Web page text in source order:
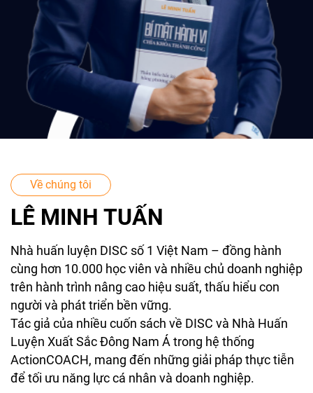
Về chúng tôi
LÊ MINH TUẤN
Nhà huấn luyện DISC số 1 Việt Nam – đồng hành
cùng hơn 10.000 học viên và nhiều chủ doanh nghiệp
trên hành trình nâng cao hiệu suất, thấu hiểu con
người và phát triển bền vững.
Tác giả của nhiều cuốn sách về DISC và Nhà Huấn
Luyện Xuất Sắc Đông Nam Á trong hệ thống
ActionCOACH, mang đến những giải pháp thực tiễn
để tối ưu năng lực cá nhân và doanh nghiệp.